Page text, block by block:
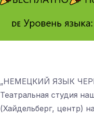
„НЕМЕЦКИЙ ЯЗЫК
Театральная студия
(Хайдельберг, центр)